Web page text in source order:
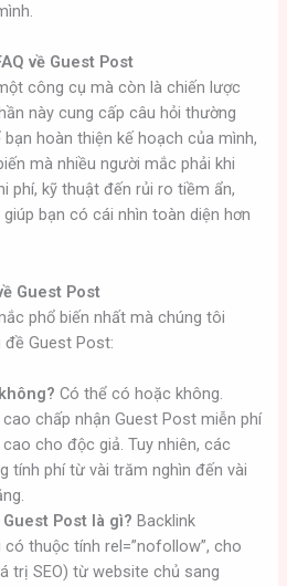
về Guest Post
công cụ mà còn là chiến lược
này cung cấp câu hỏi thường
hoàn thiện kế hoạch của mình,
mà nhiều người mắc phải khi
phí, kỹ thuật đến rủi ro tiềm ẩn,
bạn có cái nhìn toàn diện hơn
Guest Post
phổ biến nhất mà chúng tôi
Guest Post:
Có thể có hoặc không.
chấp nhận Guest Post miễn phí
cho độc giả. Tuy nhiên, các
tính phí từ vài trăm nghìn đến vài
Post là gì? Backlink
thuộc tính rel=”nofollow”, cho
trị SEO) từ website chủ sang